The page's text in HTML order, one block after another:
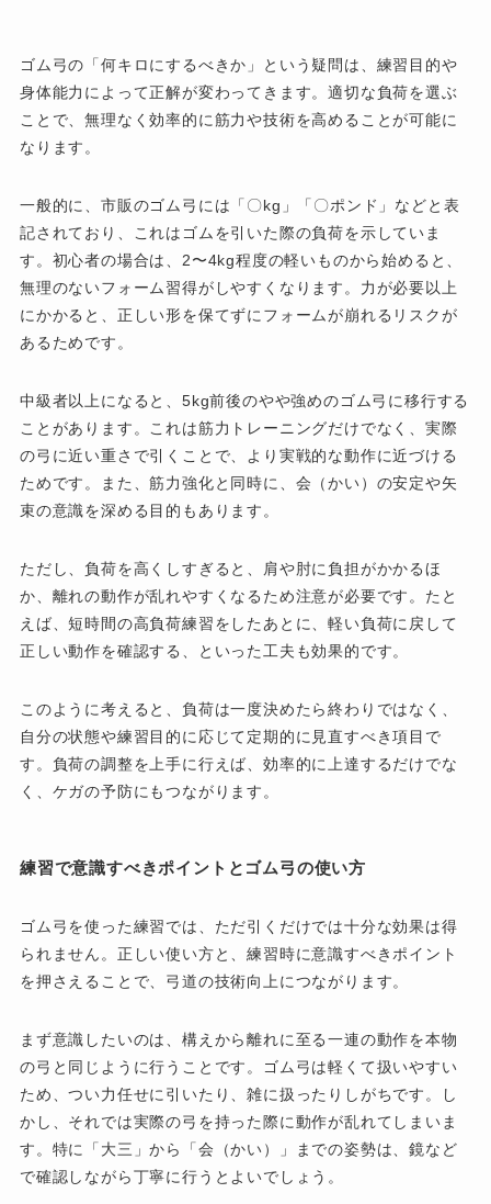
ゴム弓の「何キロにするべきか」という疑問は、練習目的や
身体能力によって正解が変わってきます。適切な負荷を選ぶ
ことで、無理なく効率的に筋力や技術を高めることが可能に
なります。
一般的に、市販のゴム弓には「〇kg」「〇ポンド」などと表
記されており、これはゴムを引いた際の負荷を示していま
す。初心者の場合は、2〜4kg程度の軽いものから始めると、
無理のないフォーム習得がしやすくなります。力が必要以上
にかかると、正しい形を保てずにフォームが崩れるリスクが
あるためです。
中級者以上になると、5kg前後のやや強めのゴム弓に移行する
ことがあります。これは筋力トレーニングだけでなく、実際
の弓に近い重さで引くことで、より実戦的な動作に近づける
ためです。また、筋力強化と同時に、会（かい）の安定や矢
束の意識を深める目的もあります。
ただし、負荷を高くしすぎると、肩や肘に負担がかかるほ
か、離れの動作が乱れやすくなるため注意が必要です。たと
えば、短時間の高負荷練習をしたあとに、軽い負荷に戻して
正しい動作を確認する、といった工夫も効果的です。
このように考えると、負荷は一度決めたら終わりではなく、
自分の状態や練習目的に応じて定期的に見直すべき項目で
す。負荷の調整を上手に行えば、効率的に上達するだけでな
く、ケガの予防にもつながります。
練習で意識すべきポイントとゴム弓の使い方
ゴム弓を使った練習では、ただ引くだけでは十分な効果は得
られません。正しい使い方と、練習時に意識すべきポイント
を押さえることで、弓道の技術向上につながります。
まず意識したいのは、構えから離れに至る一連の動作を本物
の弓と同じように行うことです。ゴム弓は軽くて扱いやすい
ため、つい力任せに引いたり、雑に扱ったりしがちです。し
かし、それでは実際の弓を持った際に動作が乱れてしまいま
す。特に「大三」から「会（かい）」までの姿勢は、鏡など
で確認しながら丁寧に行うとよいでしょう。